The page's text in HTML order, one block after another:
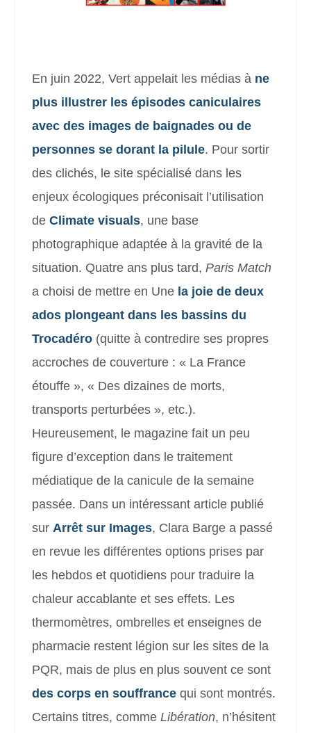
En juin 2022, Vert appelait les médias à ne
plus illustrer les épisodes caniculaires
avec des images de baignades ou de
personnes se dorant la pilule. Pour sortir
des clichés, le site spécialisé dans les
enjeux écologiques préconisait l’utilisation
de Climate visuals, une base
photographique adaptée à la gravité de la
situation. Quatre ans plus tard, Paris Match
a choisi de mettre en Une la joie de deux
ados plongeant dans les bassins du
Trocadéro(quitte à contredire ses propres
accroches de couverture : « La France
étouffe », « Des dizaines de morts,
transports perturbées », etc.).
Heureusement, le magazine fait un peu
figure d’exception dans le traitement
médiatique de la canicule de la semaine
passée. Dans un intéressant article publié
sur Arrêt sur Images, Clara Barge a passé
en revue les différentes options prises par
les hebdos et quotidiens pour traduire la
chaleur accablante et ses effets. Les
thermomètres, ombrelles et enseignes de
pharmacie restent légion sur les sites de la
PQR, mais de plus en plus souvent ce sont
des corps en souffrancequi sont montrés.
Certains titres, comme Libération, n’hésitent